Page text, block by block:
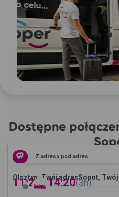
Dostępne
Z adresu pod adres
Olsztyn, Twój adresSopot,
11:20 -14:20 3h